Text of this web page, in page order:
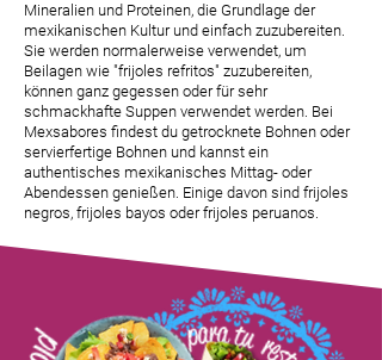
Mineralien und Proteinen, die Grundlage der
mexikanischen Kultur und einfach zuzubereiten.
Sie werden normalerweise verwendet, um
Beilagen wie "frijoles refritos" zuzubereiten,
können ganz gegessen oder für sehr
schmackhafte Suppen verwendet werden. Bei
Mexsabores findest du getrocknete Bohnen oder
servierfertige Bohnen und kannst ein
authentisches mexikanisches Mittag- oder
Abendessen genießen. Einige davon sind frijoles
negros, frijoles bayos oder frijoles peruanos.